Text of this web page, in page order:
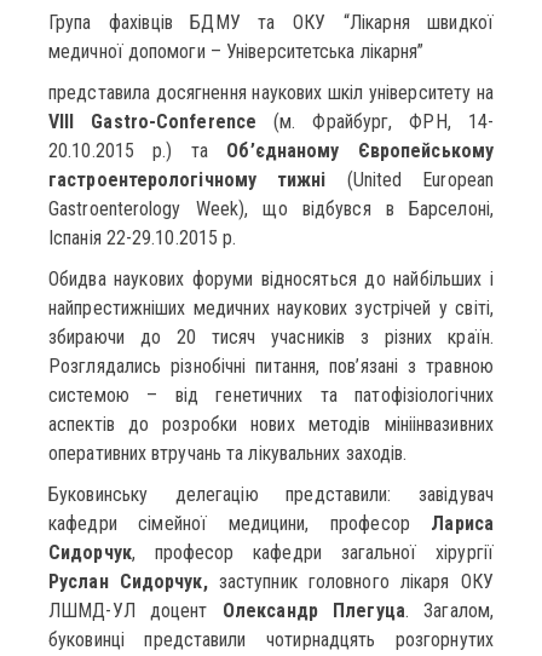
Група фахівців БДМУ та ОКУ “Лікарня швидкої
медичної допомоги – Університетська лікарня”
представила досягнення наукових шкіл університету на
VIII Gastro-Conference (м. Фрайбург, ФРН, 14-
20.10.2015 р.) та Об’єднаному Європейському
гастроентерологічному тижні (United European
Gastroenterology Week), що відбувся в Барселоні,
Іспанія 22-29.10.2015 р.
Обидва наукових форуми відносяться до найбільших і
найпрестижніших медичних наукових зустрічей у світі,
збираючи до 20 тисяч учасників з різних країн.
Розглядались різнобічні питання, пов’язані з травною
системою – від генетичних та патофізіологічних
аспектів до розробки нових методів мініінвазивних
оперативних втручань та лікувальних заходів.
Буковинську делегацію представили: завідувач
кафедри сімейної медицини, професор Лариса
Сидорчук, професор кафедри загальної хірургії
Руслан Сидорчук,заступник головного лікаря ОКУ
ЛШМД-УЛ доцент Олександр Плегуца. Загалом,
буковинці представили чотирнадцять розгорнутих